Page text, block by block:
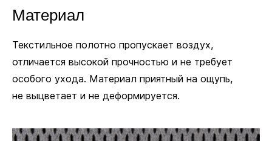
Полиуретановые
В комплекте +15 руб.
Ø 11 мм
Материал
Текстильное полотно пропускает воздух,
отличается высокой прочностью и не требует
особого ухода. Материал приятный на ощупь,
не выцветает и не деформируется.